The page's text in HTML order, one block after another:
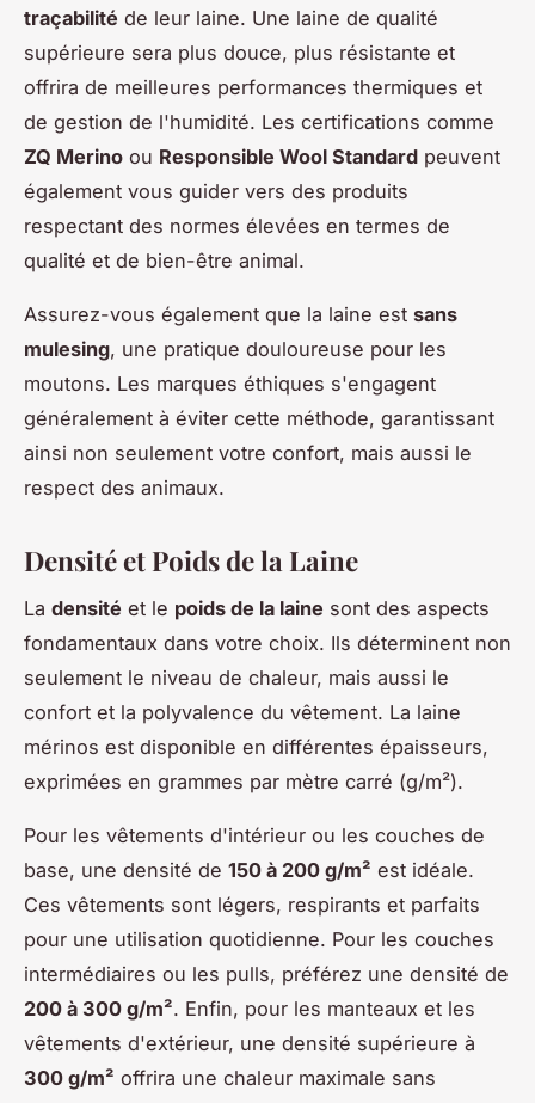
traçabilité de leur laine. Une laine de qualité
supérieure sera plus douce, plus résistante et
offrira de meilleures performances thermiques et
de gestion de l'humidité. Les certifications comme
ZQ Merino ou Responsible Wool Standard peuvent
également vous guider vers des produits
respectant des normes élevées en termes de
qualité et de bien-être animal.
Assurez-vous également que la laine est sans
mulesing, une pratique douloureuse pour les
moutons. Les marques éthiques s'engagent
généralement à éviter cette méthode, garantissant
ainsi non seulement votre confort, mais aussi le
respect des animaux.
Densité et Poids de la Laine
La densité et le poids de la laine sont des aspects
fondamentaux dans votre choix. Ils déterminent non
seulement le niveau de chaleur, mais aussi le
confort et la polyvalence du vêtement. La laine
mérinos est disponible en différentes épaisseurs,
exprimées en grammes par mètre carré (g/m²).
Pour les vêtements d'intérieur ou les couches de
base, une densité de 150 à 200 g/m² est idéale.
Ces vêtements sont légers, respirants et parfaits
pour une utilisation quotidienne. Pour les couches
intermédiaires ou les pulls, préférez une densité de
200 à 300 g/m². Enfin, pour les manteaux et les
vêtements d'extérieur, une densité supérieure à
300 g/m² offrira une chaleur maximale sans